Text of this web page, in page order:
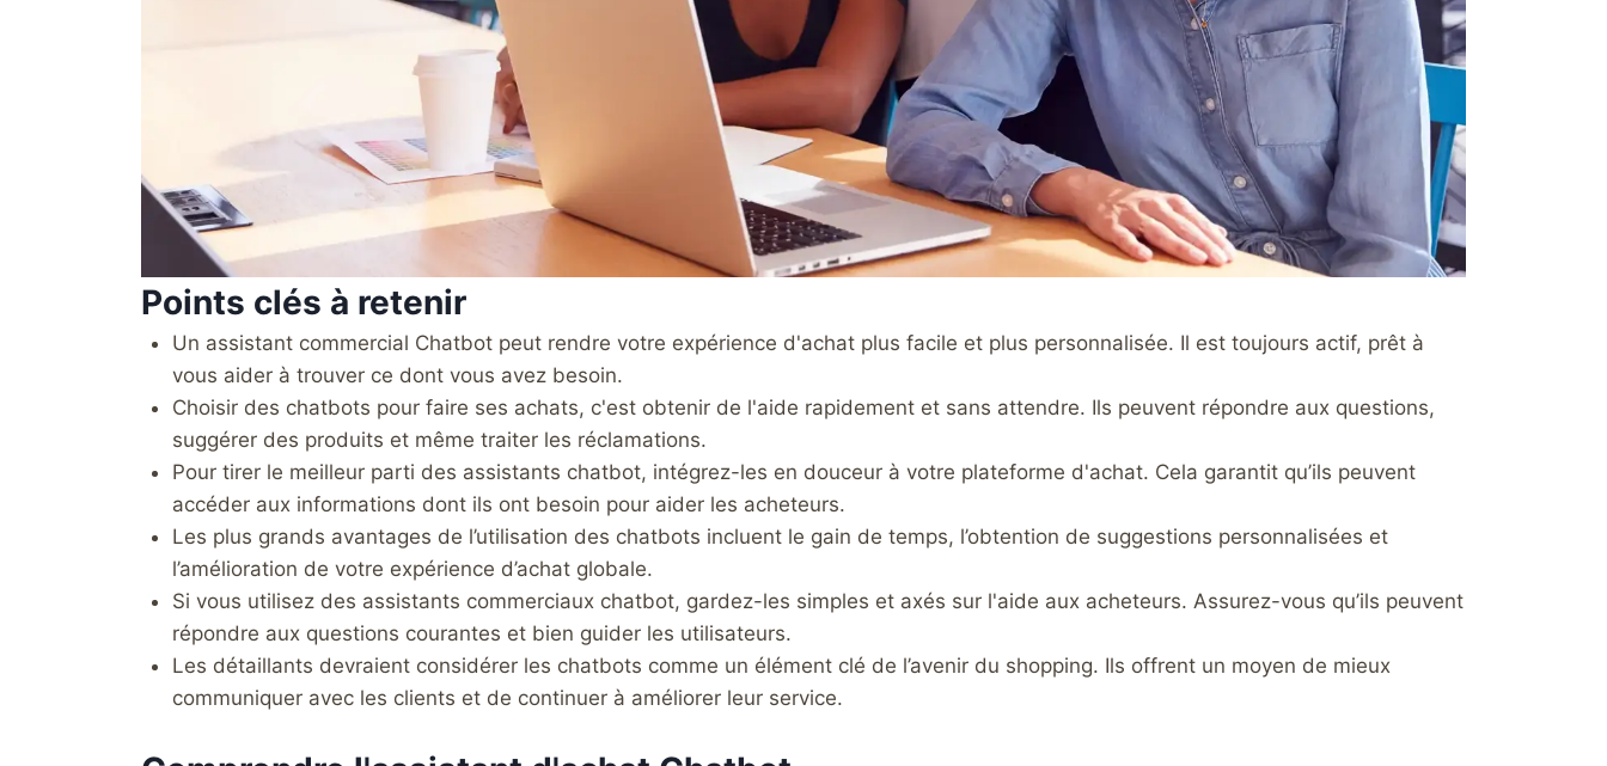
Points clés à retenir
Un assistant commercial Chatbot peut rendre votre expérience d'achat plus facile et plus personnalisée. Il est toujours actif, prêt à
vous aider à trouver ce dont vous avez besoin.
Choisir des chatbots pour faire ses achats, c'est obtenir de l'aide rapidement et sans attendre. Ils peuvent répondre aux questions,
suggérer des produits et même traiter les réclamations.
Pour tirer le meilleur parti des assistants chatbot, intégrez-les en douceur à votre plateforme d'achat. Cela garantit qu’ils peuvent
accéder aux informations dont ils ont besoin pour aider les acheteurs.
Les plus grands avantages de l’utilisation des chatbots incluent le gain de temps, l’obtention de suggestions personnalisées et
l’amélioration de votre expérience d’achat globale.
Si vous utilisez des assistants commerciaux chatbot, gardez-les simples et axés sur l'aide aux acheteurs. Assurez-vous qu’ils peuvent
répondre aux questions courantes et bien guider les utilisateurs.
Les détaillants devraient considérer les chatbots comme un élément clé de l’avenir du shopping. Ils offrent un moyen de mieux
communiquer avec les clients et de continuer à améliorer leur service.